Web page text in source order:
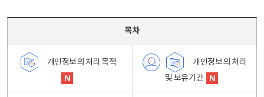
목차
개인정보의 처리 목적
개인정보의 처리
및 보유기간